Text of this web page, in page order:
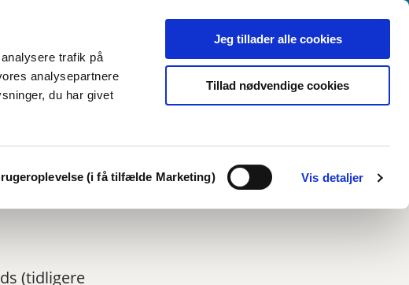
trafik på
analysepartnere
du har givet
(i få tilfælde Marketing) Vis detaljer
Jeg tillader alle cookies
Tillad nødvendige cookies
Arrangør English
(tidligere